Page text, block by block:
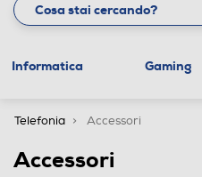
Informatica Gaming
Telefonia Accessori
Accessori